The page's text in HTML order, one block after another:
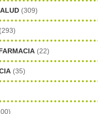
(309)
(293)
(22)
(35)